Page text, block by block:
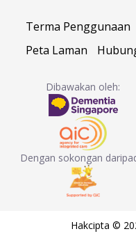
Terma Penggunaan
Peta Laman
Dibawakan oleh:
Dengan sokongan
Hakcipta ©